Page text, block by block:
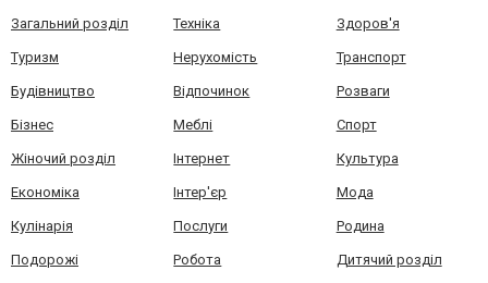
Загальний розділ Техніка Здоров'я
Туризм Нерухомість Транспорт
Будівництво Відпочинок Розваги
Бізнес Меблі Спорт
Жіночий розділ Інтернет Культура
Економіка Інтер'єр Мода
Кулінарія Послуги Родина
Подорожі Робота Дитячий розділ